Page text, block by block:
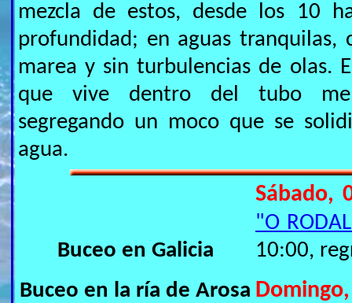
mezcla de estos, desde los 10
profundidad; en aguas tranquilas,
marea y sin turbulencias de olas.
que vive dentro del tubo
segregando un moco que se
agua.
Buceo en Galicia
Buceo en la ría de Arosa
Sábado,
"O
10:00,